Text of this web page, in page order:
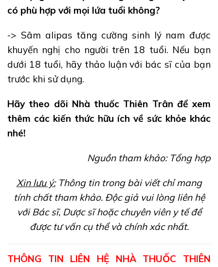
có phù hợp với mọi lứa tuổi không?
-> Sâm alipas tăng cường sinh lý nam được
khuyến nghị cho người trên 18 tuổi. Nếu bạn
dưới 18 tuổi, hãy thảo luận với bác sĩ của bạn
trước khi sử dụng.
Hãy theo dõi Nhà thuốc Thiên Trân để xem
thêm các kiến thức hữu ích về sức khỏe khác
nhé!
Nguồn tham khảo: Tổng hợp
Xin lưu ý:Thông tin trong bài viết chỉ mang
tính chất tham khảo. Độc giả vui lòng liên hệ
với Bác sĩ, Dược sĩ hoặc chuyên viên y tế để
được tư vấn cụ thể và chính xác nhất.
THÔNG TIN LIÊN HỆ NHÀ THUỐC THIÊN